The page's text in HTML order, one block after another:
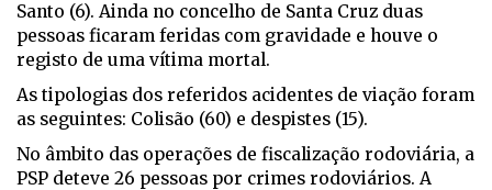
Santo (6). Ainda no concelho de Santa Cruz duas
pessoas ficaram feridas com gravidade e houve o
registo de uma vítima mortal.
As tipologias dos referidos acidentes de viação foram
as seguintes: Colisão (60) e despistes (15).
No âmbito das operações de fiscalização rodoviária, a
PSP deteve 26 pessoas por crimes rodoviários. A